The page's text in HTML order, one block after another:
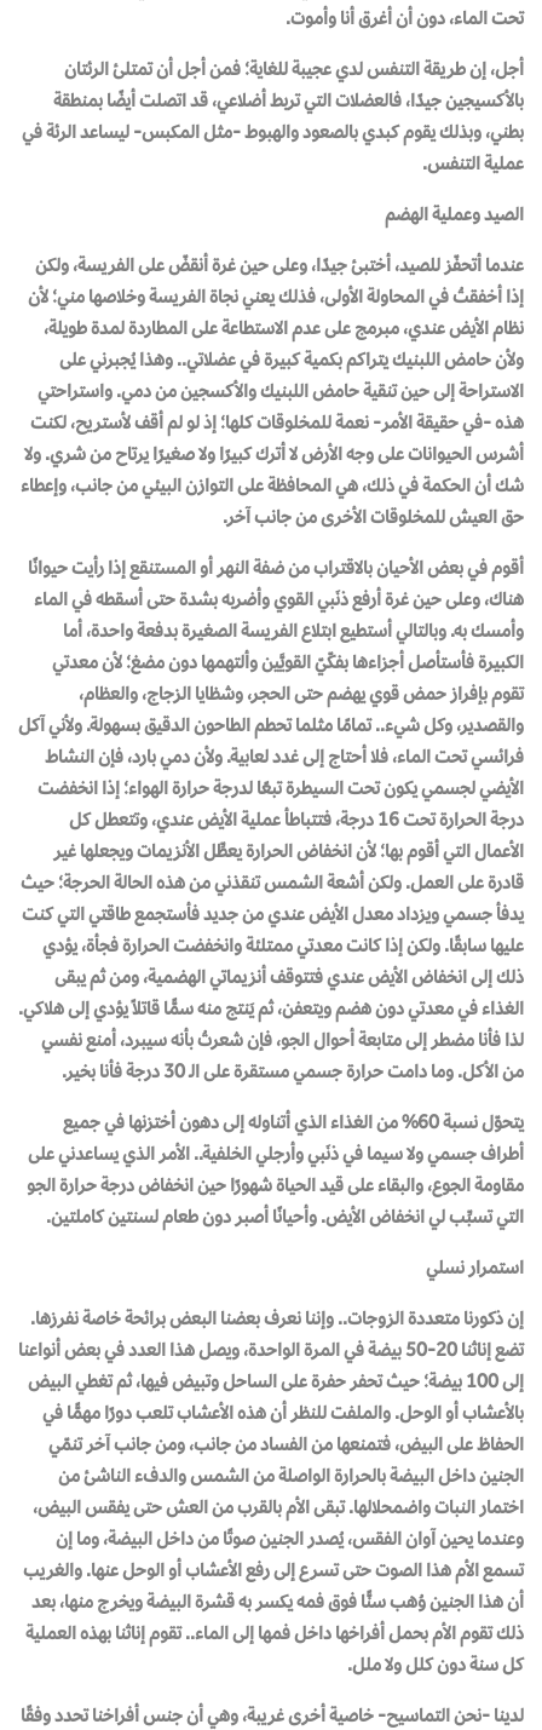
تحت الماء، دون أن أغرق أنا وأموت.
أجل، إن طريقة التنفس لدي عجيبة للغاية؛ فمن أجل أن تمتلئ الرئتان
بالأكسيجين جيدًا، فالعضلات التي تربط أضلاعي، قد اتصلت أيضًا بمنطقة
بطني، وبذلك يقوم كبدي بالصعود والهبوط -مثل المكبس- ليساعد الرئة في
عملية التنفس.
الصيد وعملية الهضم
عندما أتحفّز للصيد، أختبئ جيدًا، وعلى حين غرة أنقضّ على الفريسة، ولكن
إذا أخفقتُ في المحاولة الأولى، فذلك يعني نجاة الفريسة وخلاصها مني؛ لأن
نظام الأيض عندي، مبرمج على عدم الاستطاعة على المطاردة لمدة طويلة،
ولأن حامض اللبنيك يتراكم بكمية كبيرة في عضلاتي.. وهذا يُجبرني على
الاستراحة إلى حين تنقية حامض اللبنيك والأكسجين من دمي. واستراحتي
هذه -في حقيقة الأمر- نعمة للمخلوقات كلها؛ إذ لو لم أقف لأستريح، لكنت
أشرس الحيوانات على وجه الأرض لا أترك كبيرًا ولا صغيرًا يرتاح من شري. ولا
شك أن الحكمة في ذلك، هي المحافظة على التوازن البيئي من جانب، وإعطاء
حق العيش للمخلوقات الأخرى من جانب آخر.
أقوم في بعض الأحيان بالاقتراب من ضفة النهر أو المستنقع إذا رأيت حيوانًا
هناك، وعلى حين غرة أرفع ذنَبي القوي وأضربه بشدة حتى أسقطه في الماء
وأمسك به. وبالتالي أستطيع ابتلاع الفريسة الصغيرة بدفعة واحدة، أما
الكبيرة فأستأصل أجزاءها بفكّيّ القويَّين وألتهمها دون مضغ؛ لأن معدتي
تقوم بإفراز حمض قوي يهضم حتى الحجر، وشظايا الزجاج، والعظام،
والقصدير، وكل شيء.. تمامًا مثلما تحطم الطاحون الدقيق بسهولة. ولأني آكل
فرائسي تحت الماء، فلا أحتاج إلى غدد لعابية. ولأن دمي بارد، فإن النشاط
الأيضي لجسمي يكون تحت السيطرة تبعًا لدرجة حرارة الهواء؛ إذا انخفضت
درجة الحرارة تحت 16 درجة، فتتباطأ عملية الأيض عندي، وتتعطل كل
الأعمال التي أقوم بها؛ لأن انخفاض الحرارة يعطِّل الأنزيمات ويجعلها غير
قادرة على العمل. ولكن أشعة الشمس تنقذني من هذه الحالة الحرجة؛ حيث
يدفأ جسمي ويزداد معدل الأيض عندي من جديد فأستجمع طاقتي التي كنت
عليها سابقًا. ولكن إذا كانت معدتي ممتلئة وانخفضت الحرارة فجأة، يؤدي
ذلك إلى انخفاض الأيض عندي فتتوقف أنزيماتي الهضمية، ومن ثم يبقى
الغذاء في معدتي دون هضم ويتعفن، ثم يَنتج منه سمًّا قاتلاً يؤدي إلى هلاكي.
لذا فأنا مضطر إلى متابعة أحوال الجو، فإن شعرتُ بأنه سيبرد، أمنع نفسي
من الأكل. وما دامت حرارة جسمي مستقرة على الـ 30 درجة فأنا بخير.
يتحوّل نسبة 60% من الغذاء الذي أتناوله إلى دهون أختزنها في جميع
أطراف جسمي ولا سيما في ذنَبي وأرجلي الخلفية.. الأمر الذي يساعدني على
مقاومة الجوع، والبقاء على قيد الحياة شهورًا حين انخفاض درجة حرارة الجو
التي تسبِّب لي انخفاض الأيض. وأحيانًا أصبر دون طعام لسنتين كاملتين.
استمرار نسلي
إن ذكورنا متعددة الزوجات.. وإننا نعرف بعضنا البعض برائحة خاصة نفرزها.
تضع إناثنا 20-50 بيضة في المرة الواحدة، ويصل هذا العدد في بعض أنواعنا
إلى 100 بيضة؛ حيث تحفر حفرة على الساحل وتبيض فيها، ثم تغطي البيض
بالأعشاب أو الوحل. والملفت للنظر أن هذه الأعشاب تلعب دورًا مهمًّا في
الحفاظ على البيض، فتمنعها من الفساد من جانب، ومن جانب آخر تنمّي
الجنين داخل البيضة بالحرارة الواصلة من الشمس والدفء الناشئ من
اختمار النبات واضمحلالها. تبقى الأم بالقرب من العش حتى يفقس البيض،
وعندما يحين آوان الفقس، يُصدر الجنين صوتًا من داخل البيضة، وما إن
تسمع الأم هذا الصوت حتى تسرع إلى رفع الأعشاب أو الوحل عنها. والغريب
أن هذا الجنين وُهب سنًّا فوق فمه يكسر به قشرة البيضة ويخرج منها، بعد
ذلك تقوم الأم بحمل أفراخها داخل فمها إلى الماء.. تقوم إناثنا بهذه العملية
كل سنة دون كلل ولا ملل.
لدينا -نحن التماسيح- خاصية أخرى غريبة، وهي أن جنس أفراخنا تحدد وفقًا